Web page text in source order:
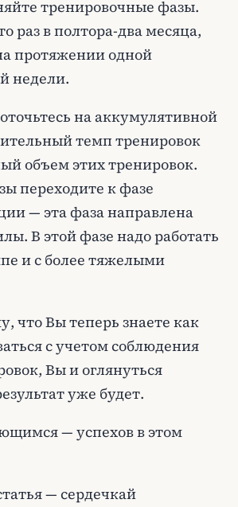
тренировочные фазы.
раз в полтора-два месяца,
протяжении одной
недели.
на аккумулятивной
темп тренировок
объем этих тренировок.
переходите к фазе
— эта фаза направлена
В этой фазе надо работать
и с более тяжелыми
что Вы теперь знаете как
с учетом соблюдения
Вы и оглянуться
уже будет.
— успехов в этом
— сердечкай